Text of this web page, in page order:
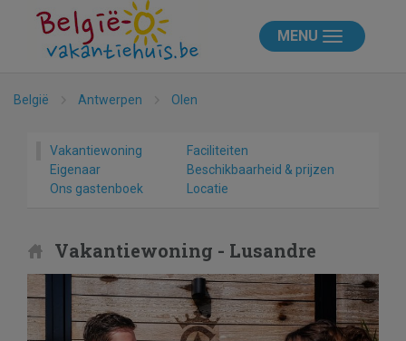
MENU
België Antwerpen Olen
Vakantiewoning
Faciliteiten
Eigenaar
Beschikbaarheid & prijzen
Ons gastenboek
Locatie
Vakantiewoning - Lusandre